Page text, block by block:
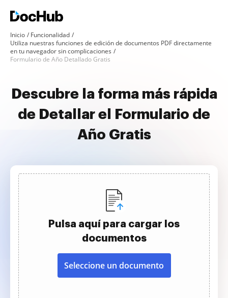
Inicio
Funcionalidad
Utiliza nuestras funciones de edición de documentos PDF directamente
en tu navegador sin complicaciones
Formulario de Año Detallado Gratis
Descubre la forma más rápida
de Detallar el Formulario de
Año Gratis
Pulsa aquí para cargar los
documentos
Seleccione un documento